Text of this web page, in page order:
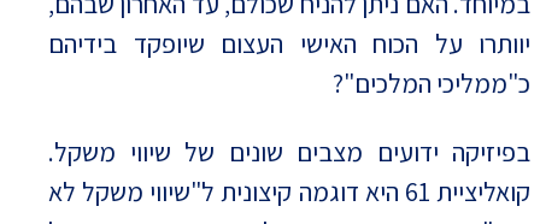
יוותרו על הכוח האישי העצום שיופקד בידיהם
כ"ממליכי המלכים"?
בפיזיקה ידועים מצבים שונים של שיווי משקל.
קואליציית 61 היא דוגמה קיצונית ל"שיווי משקל לא